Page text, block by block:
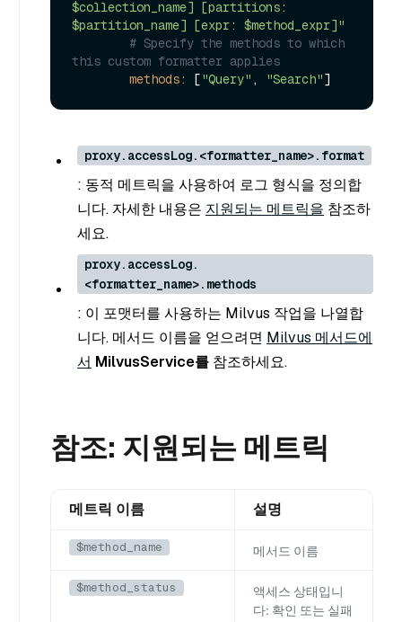
$collection_name] [partitions:
$partition_name] [expr: $method_expr]"
# Specify the methods to which
this custom formatter applies
methods:
["Query" , "Search"
proxy.accessLog.<formatter_name>.format
: 동적 메트릭을 사용하여 로그 형식을 정의합
니다. 자세한 내용은 지원되는 메트릭을 참조하
세요.
proxy.accessLog.
<formatter_name>.methods
: 이 포맷터를 사용하는 Milvus 작업을 나열합
니다. 메서드 이름을 얻으려면 Milvus 메서드에
서 MilvusService를 참조하세요.
참조: 지원되는 메트릭
메트릭 이름 설명
$method_name 메서드 이름
$method_status
액세스 상태입니
다: 확인 또는 실패